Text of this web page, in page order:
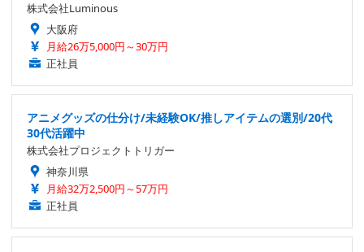
株式会社Luminous
大阪府
月給26万5,000円～30万円
正社員
アニメグッズの仕分け/未経験OK/推しアイテムの選別/20代
30代活躍中
株式会社プロジェクトトリガー
神奈川県
月給32万2,500円～57万円
正社員